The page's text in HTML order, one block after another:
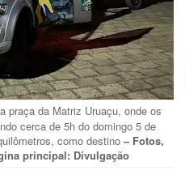
praça da Matriz Uruaçu, onde os
cerca de 5h do domingo 5 de
como destino – Fotos,
principal: Divulgação